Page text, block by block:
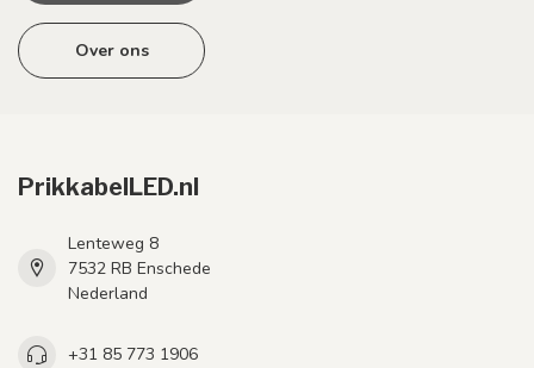
Over ons
PrikkabelLED.nl
Lenteweg 8
7532 RB Enschede
Nederland
+31 85 773 1906